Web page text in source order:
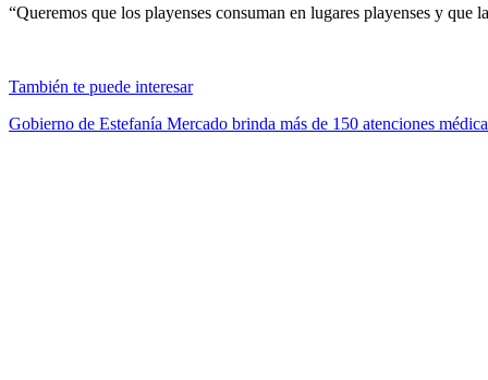
“Queremos que los playenses consuman en lugares playenses y
También te puede interesar
Gobierno de Estefanía Mercado brinda más de 150 atenciones